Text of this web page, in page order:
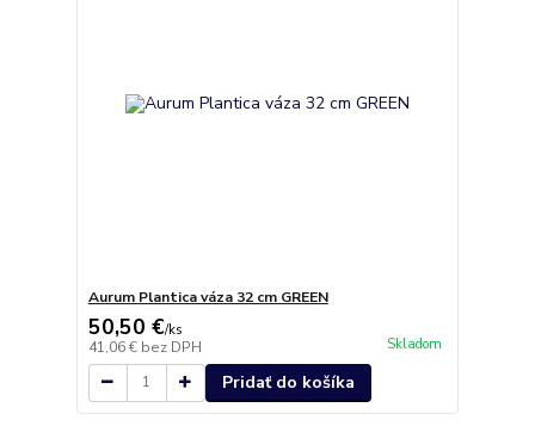
Aurum Plantica váza 32 cm GREEN
50,50 €/ks
41,06 € bez DPH Skladom
Pridať do košíka